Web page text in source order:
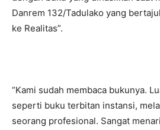
Danrem 132/Tadulako yang
ke Realitas”.
“Kami sudah membaca bukunya.
seperti buku terbitan instansi,
seorang profesional. Sangat